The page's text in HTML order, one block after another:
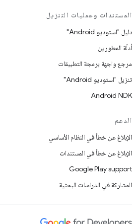
المستندات وعمليات التنزيل
دليل "استوديو Android"
أدلّة المطورين
مرجع واجهة برمجة التطبيقات
تنزيل "استوديو Android"
Android NDK
الدعم
الإبلاغ عن خطأ في النظام الأساسي
الإبلاغ عن خطأ في المستندات
Google Play support
المشاركة في الدراسات البحثية